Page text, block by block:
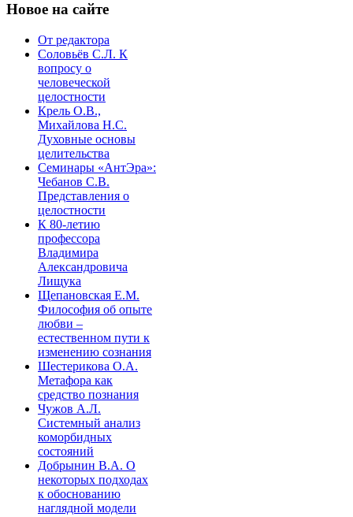
Новое на сайте
От редактора
Соловьёв С.Л. К
вопросу о
человеческой
целостности
Крель О.В.,
Михайлова Н.С.
Духовные основы
целительства
Семинары «АнтЭра»:
Чебанов С.В.
Представления о
целостности
К 80-летию
профессора
Владимира
Александровича
Лищука
Щепановская Е.М.
Философия об опыте
любви –
естественном пути к
изменению сознания
Шестерикова О.А.
Метафора как
средство познания
Чужов А.Л.
Системный анализ
коморбидных
состояний
Добрынин В.А. О
некоторых подходах
к обоснованию
наглядной модели